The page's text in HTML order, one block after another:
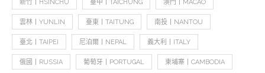
新竹丨HSINCHU 臺中丨TAICHUNG 澳門丨MACAO
雲林丨YUNLIN 臺東丨TAITUNG 南投丨NANTOU
臺北丨TAIPEI 尼泊爾丨NEPAL 義大利丨ITALY
俄國丨RUSSIA 葡萄牙丨PORTUGAL 柬埔寨丨CAMBODIA